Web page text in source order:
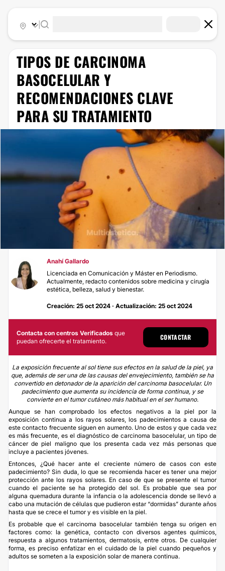
TIPOS DE CARCINOMA
BASOCELULAR Y
RECOMENDACIONES CLAVE
PARA SU TRATAMIENTO
Anahí Gallardo
Licenciada en Comunicación y Máster en Periodismo.
Actualmente, redacto contenidos sobre medicina y cirugía
estética, belleza, salud y bienestar.
Creación: 25 oct 2024 · Actualización: 25 oct 2024
Contacta con centros Verificados que
puedan ofrecerte el tratamiento.
CONTACTAR
La exposición frecuente al sol tiene sus efectos en la salud de la piel, ya
que, además de ser una de las causas del envejecimiento, también se ha
convertido en detonador de la aparición del carcinoma basocelular. Un
padecimiento que aumenta su incidencia de forma continua, y se
convierte en el tumor cutáneo más habitual en el ser humano.
Aunque se han comprobado los efectos negativos a la piel por la
exposición continua a los rayos solares, los padecimientos a causa de
este contacto frecuente siguen en aumento. Uno de estos y que cada vez
es más frecuente, es el diagnóstico de carcinoma basocelular, un tipo de
cáncer de piel maligno que los presenta cada vez más personas que
incluye a pacientes jóvenes.
Entonces, ¿Qué hacer ante el creciente número de casos con este
padecimiento? Sin duda, lo que se recomienda hacer es tener una mejor
protección ante los rayos solares. En caso de que se presente el tumor
cuando el paciente se ha protegido del sol. Es probable que sea por
alguna quemadura durante la infancia o la adolescencia donde se llevó a
cabo una mutación de células que pudieron estar “dormidas” durante años
hasta que se crece el tumor y es visible en la piel.
Es probable que el carcinoma basocelular también tenga su origen en
factores como: la genética, contacto con diversos agentes químicos,
respuesta a algunos tratamientos, dermatosis, entre otros. De cualquier
forma, es preciso enfatizar en el cuidado de la piel cuando pequeños y
adultos se someten a la exposición solar de manera continua.